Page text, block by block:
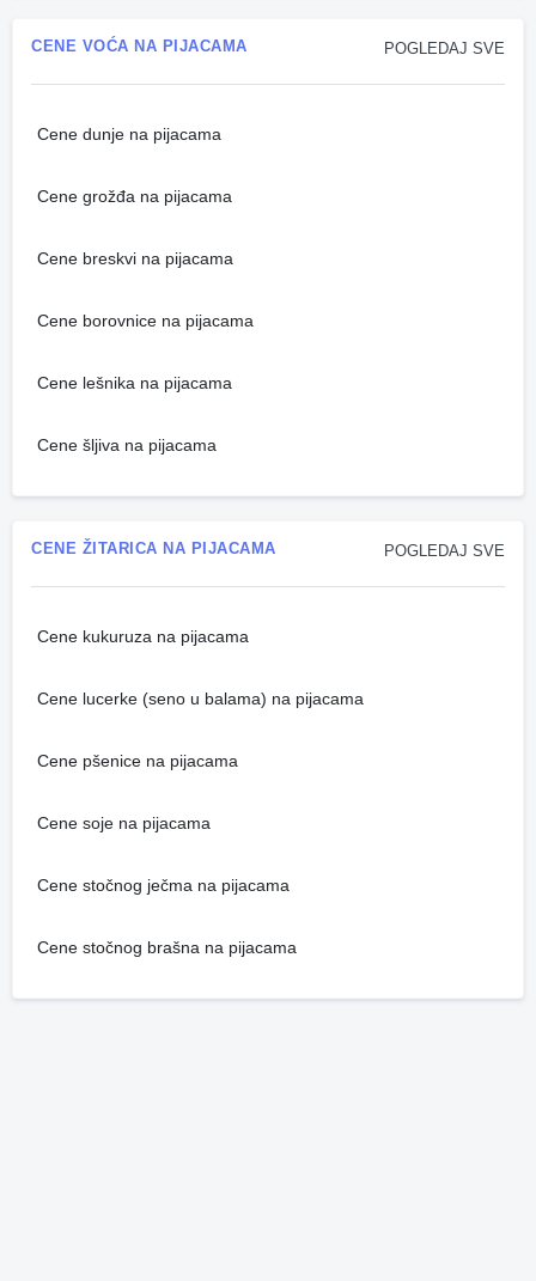
POGLEDAJ SVE
CENE VOĆA NA PIJACAMA
Cene dunje na pijacama
Cene grožđa na pijacama
Cene breskvi na pijacama
Cene borovnice na pijacama
Cene lešnika na pijacama
Cene šljiva na pijacama
POGLEDAJ SVE
CENE ŽITARICA NA PIJACAMA
Cene kukuruza na pijacama
Cene lucerke (seno u balama) na pijacama
Cene pšenice na pijacama
Cene soje na pijacama
Cene stočnog ječma na pijacama
Cene stočnog brašna na pijacama